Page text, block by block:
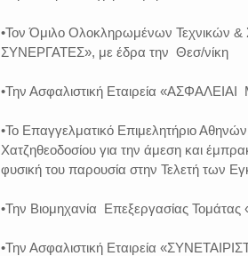
•Τον Όμιλο Ολοκληρωμένων Τεχνικών
ΣΥΝΕΡΓΑΤΕΣ», με έδρα την Θεσ/νίκη
•Την Ασφαλιστική Εταιρεία
•Το Επαγγελματικό Επιμελητήριο
Χατζηθεοδοσίου για την άμεση και
φυσική του παρουσία στην Τελετή των
•Την Βιομηχανία Επεξεργασίας
•Την Ασφαλιστική Εταιρεία